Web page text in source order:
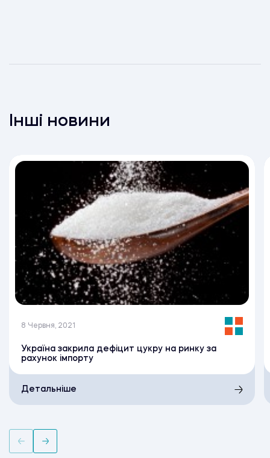
Інші новини
8 Червня, 2021
Україна закрила дефіцит цукру на ринку за
рахунок імпорту
Детальніше